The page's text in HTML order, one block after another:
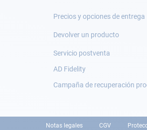
Precios y opciones de entrega
Devolver un producto
Servicio postventa
AD Fidelity
Campaña de recuperación
Notas legales CGV